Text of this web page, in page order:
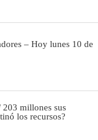
– Hoy lunes 10 de
203 millones sus
los recursos?